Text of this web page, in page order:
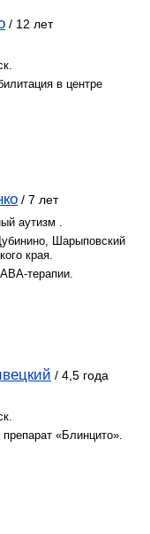
/ 12 лет
в центре
/ 7 лет
аутизм .
Шарыповский
края.
терапии.
/ 4,5 года
«Блинцито».